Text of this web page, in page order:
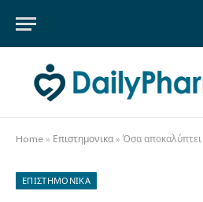
Home » Επιστημονικα » Όσα αποκαλύπτει ο ύπνος μας: Πώς η
ΕΠΙΣΤΗΜΟΝΙΚΑ